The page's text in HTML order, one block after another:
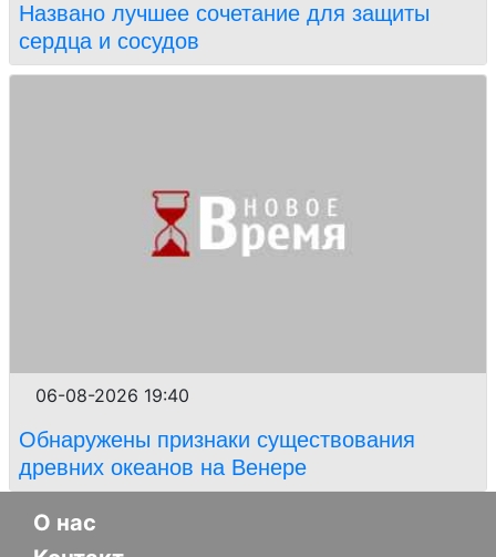
Названо лучшее сочетание для защиты
сердца и сосудов
06-08-2026 19:40
Обнаружены признаки существования
древних океанов на Венере
О нас